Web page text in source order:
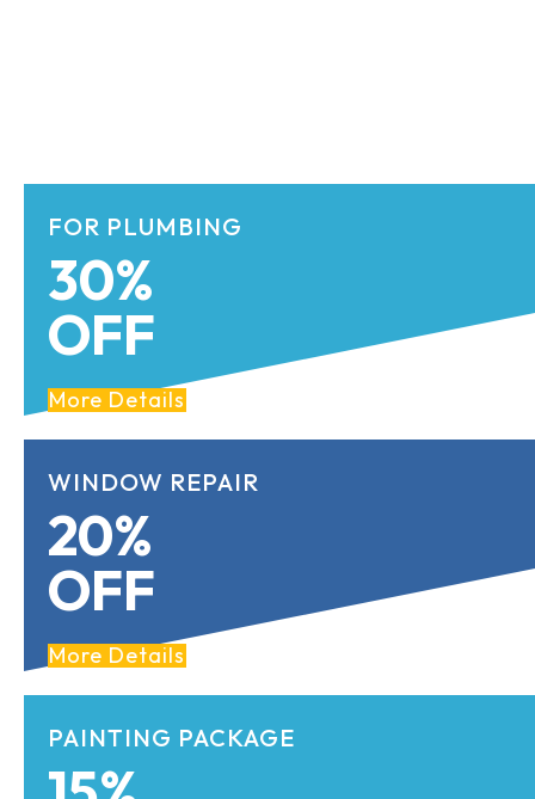
FOR PLUMBING
30%
OFF
More Details
WINDOW REPAIR
20%
OFF
More Details
PAINTING PACKAGE